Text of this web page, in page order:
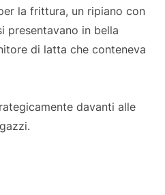
la frittura, un ripiano con
presentavano in bella
di latta che conteneva
davanti alle